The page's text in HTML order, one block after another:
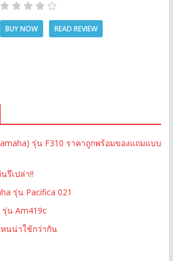
BUY NOW READ REVIEW
รุ่น F310 ราคาถูกพร้อมของแถมแบบ
รึเปล่า!!
รุ่น Pacifica 021
รุ่น Am419c
หนน่าใช้กว่ากัน